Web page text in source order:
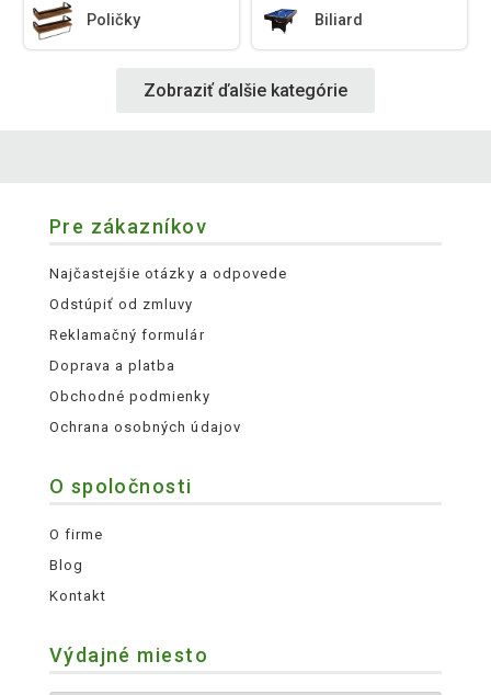
Poličky Biliard
Zobraziť ďalšie kategórie
Pre zákazníkov
Najčastejšie otázky a odpovede
Odstúpiť od zmluvy
Reklamačný formulár
Doprava a platba
Obchodné podmienky
Ochrana osobných údajov
O spoločnosti
O firme
Blog
Kontakt
Výdajné miesto